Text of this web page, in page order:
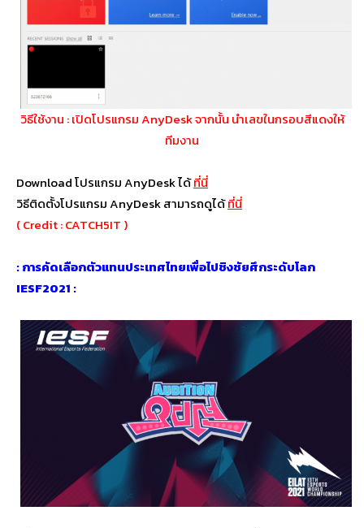
วิธีใช้งาน : เปิดโปรแกรม AnyDesk จากนั้น นำเลขในกรอบสีแดงให้
ทีมงาน
Download โปรแกรม AnyDesk ได้ที่นี่
วิธีติดตั้งโปรแกรม AnyDesk สามารถดูได้ที่นี่
( Credit : CATCH5IT )
: การคัดเลือกตัวแทนประเทศไทยเพื่อไปชิงชัยศึกระดับโลก
IESF2021 :